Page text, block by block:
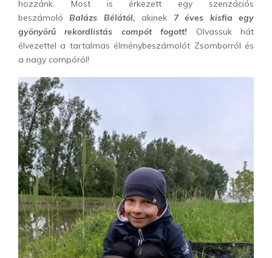
hozzánk. Most is érkezett egy szenzációs
beszámoló Balázs Bélától, akinek 7 éves kisfia egy
gyönyörű rekordlistás compót fogott!
Olvassuk hát
élvezettel a tartalmas élménybeszámolót Zsomborról és
a nagy compóról!